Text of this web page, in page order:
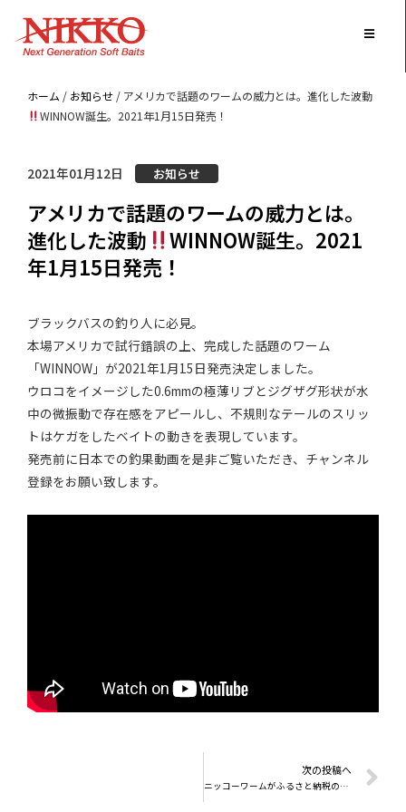
ホーム / お知らせ / アメリカで話題のワームの威力とは。進化した波動
WINNOW誕生。2021年1月15日発売！
2021年01月12日 お知らせ
アメリカで話題のワームの威力とは。
進化した波動
WINNOW誕生。2021
年1月15日発売！
ブラックバスの釣り人に必見。
本場アメリカで試行錯誤の上、完成した話題のワーム
「WINNOW」が2021年1月15日発売決定しました。
ウロコをイメージした0.6mmの極薄リブとジグザグ形状が水
中の微振動で存在感をアピールし、不規則なテールのスリッ
トはケガをしたベイトの動きを表現しています。
発売前に日本での釣果動画を是非ご覧いただき、チャンネル
登録をお願い致します。
次の投稿へ
ニッコーワームがふるさと納税の返礼品になりました。